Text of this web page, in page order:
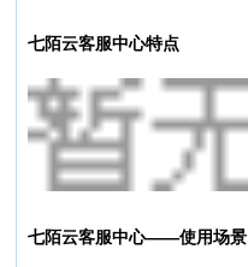
七陌云客服中心特点
七陌云客服中心——使用场景